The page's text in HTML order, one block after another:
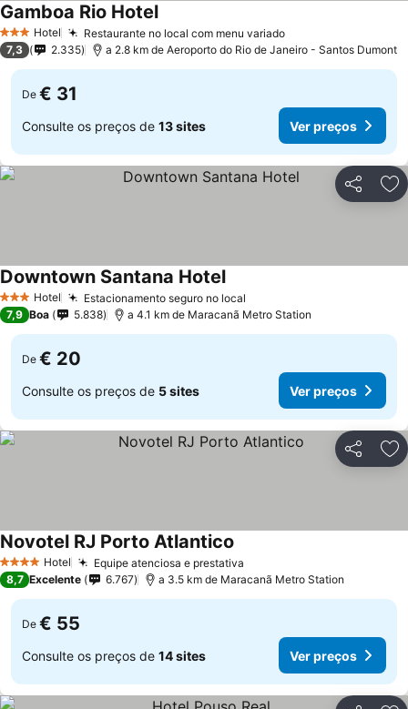
3 EstrelasHotel Restaurante no local com menu variado
Gamboa Rio Hotel
7,3 2.335 a 2.8 km de Aeroporto do Rio de Janeiro - Santos Dumont
De € 31
Consulte os preços de 13 sites Ver preços
Partilhar
3 EstrelasHotel Estacionamento seguro no local
Downtown Santana Hotel
7,9 Boa 5.838 a 4.1 km de Maracanã Metro Station
De € 20
Consulte os preços de 5 sites Ver preços
Partilhar
4 EstrelasHotel Equipe atenciosa e prestativa
Novotel RJ Porto Atlantico
8,7 Excelente 6.767 a 3.5 km de Maracanã Metro Station
De € 55
Consulte os preços de 14 sites Ver preços